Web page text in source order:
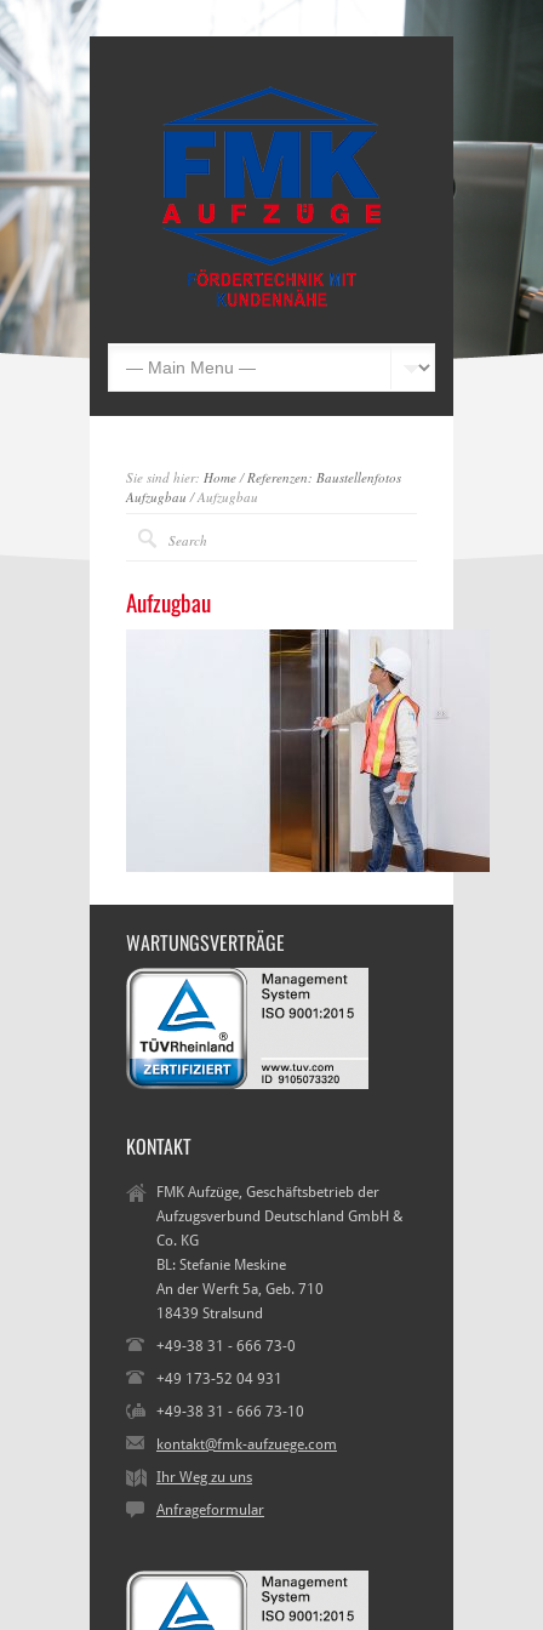
Sie sind hier: Home/Referenzen: Baustellenfotos
Aufzugbau / Aufzugbau
Aufzugbau
WARTUNGSVERTRÄGE
KONTAKT
FMK Aufzüge, Geschäftsbetrieb der
Aufzugsverbund Deutschland GmbH &
Co. KG
BL: Stefanie Meskine
An der Werft 5a, Geb. 710
18439 Stralsund
+49-38 31 - 666 73-0
+49 173-52 04 931
+49-38 31 - 666 73-10
kontakt@fmk-aufzuege.com
Ihr Weg zu uns
Anfrageformular